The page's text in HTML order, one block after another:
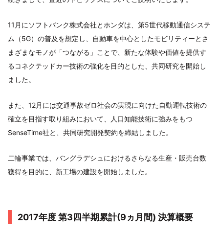
11月にソフトバンク株式会社とホンダは、第5世代移動通信システ
ム（5G）の普及を想定し、自動車を中心としたモビリティーとさ
まざまなモノが「つながる」ことで、新たな体験や価値を提供す
るコネクテッドカー技術の強化を目的とした、共同研究を開始し
ました。
また、12月には交通事故ゼロ社会の実現に向けた自動運転技術の
確立を目指す取り組みにおいて、人口知能技術に強みをもつ
SenseTime社と、共同研究開発契約を締結しました。
二輪事業では、バングラデシュにおけるさらなる生産・販売台数
獲得を目的に、新工場の建設を開始しました。
2017年度 第3四半期累計(9ヵ月間) 決算概要